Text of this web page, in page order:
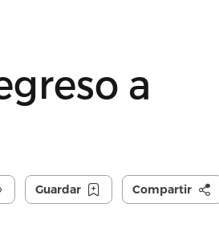
a
Guardar Compartir